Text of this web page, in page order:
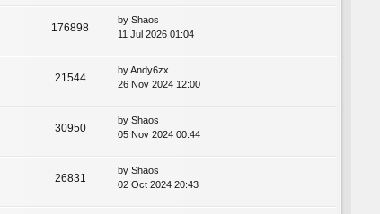
176898
by Shaos
11 Jul 2026 01:04
21544
byAndy6zx
26 Nov 2024 12:00
30950
by Shaos
05 Nov 2024 00:44
26831
by Shaos
02 Oct 2024 20:43